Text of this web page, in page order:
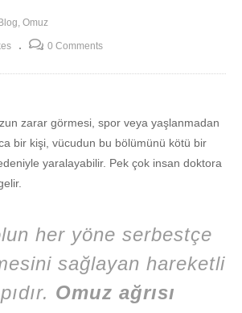
Omuz
0 Comments
zarar görmesi, spor veya yaşlanmadan
bir kişi, vücudun bu bölümünü kötü bir
yaralayabilir. Pek çok insan doktora
her yöne serbestçe
sağlayan hareketli
Omuz ağrısı